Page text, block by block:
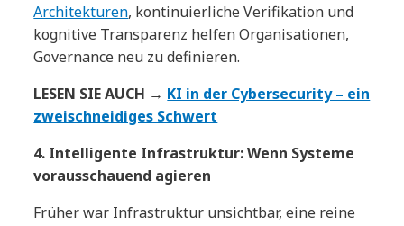
Architekturen, kontinuierliche Verifikation und
kognitive Transparenz helfen Organisationen,
Governance neu zu definieren.
LESEN SIE AUCH → KI in der Cybersecurity – ein
zweischneidiges Schwert
4. Intelligente Infrastruktur: Wenn Systeme
vorausschauend agieren
Früher war Infrastruktur unsichtbar, eine reine